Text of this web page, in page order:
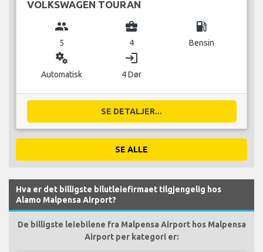
VOLKSWAGEN TOURAN
group
5
business_center
4
local_gas_station
Bensin
miscellaneous_services
Automatisk
login
4 Dør
SE DETALJER...
SE ALLE
Hva er det billigste bilutleiefirmaet tilgjengelig hos
Alamo Malpensa Airport?
De billigste leiebilene fra Malpensa Airport hos Malpensa
Airport per kategori er: